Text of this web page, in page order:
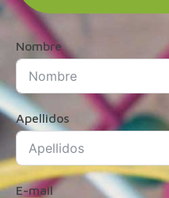
Nombre
Apellidos
E-mail